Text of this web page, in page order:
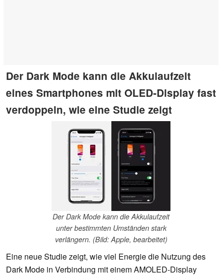
Der Dark Mode kann die Akkulaufzeit
eines Smartphones mit OLED-Display fast
verdoppeln, wie eine Studie zeigt
Der Dark Mode kann die Akkulaufzeit
unter bestimmten Umständen stark
verlängern. (Bild: Apple, bearbeitet)
Eine neue Studie zeigt, wie viel Energie die Nutzung des
Dark Mode in Verbindung mit einem AMOLED-Display